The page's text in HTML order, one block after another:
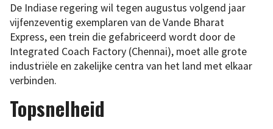
De Indiase regering wil tegen augustus volgend jaar
vijfenzeventig exemplaren van de Vande Bharat
Express, een trein die gefabriceerd wordt door de
Integrated Coach Factory (Chennai), moet alle grote
industriële en zakelijke centra van het land met elkaar
verbinden.
Topsnelheid